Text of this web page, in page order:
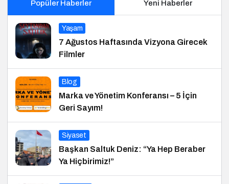
Popüler Haberler Yeni Haberler
Yaşam
7 Ağustos Haftasında Vizyona Girecek
Filmler
Blog
Marka ve Yönetim Konferansı – 5 İçin
Geri Sayım!
Siyaset
Başkan Saltuk Deniz: “Ya Hep Beraber
Ya Hiçbirimiz!”